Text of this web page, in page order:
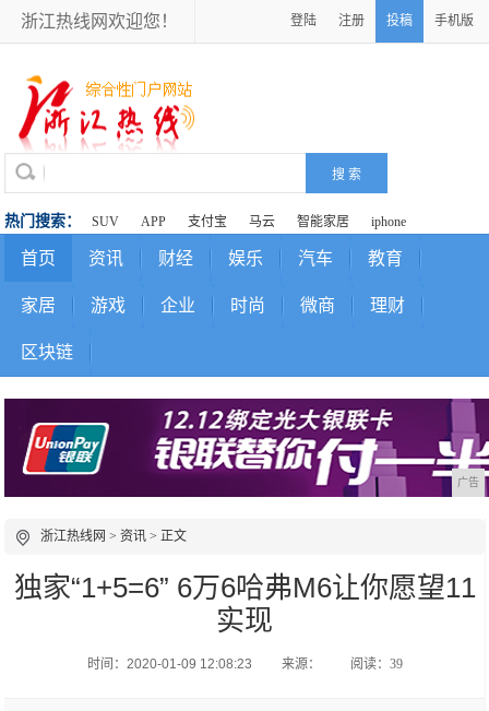
浙江热线网欢迎您！ 登陆 注册 投稿 手机版
热门搜索： SUV APP 支付宝 马云 智能家居 iphone
首页 资讯 财经 娱乐 汽车 教育
家居 游戏 企业 时尚 微商 理财
区块链
广告
浙江热线网 >资讯 > 正文
独家“1+5=6” 6万6哈弗M6让你愿望11
实现
时间：2020-01-09 12:08:23 来源： 阅读：39